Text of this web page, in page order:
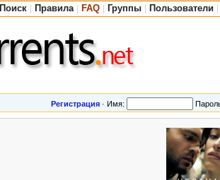
Поиск Правила FAQ Группы Пользователи
Регистрация · Имя: